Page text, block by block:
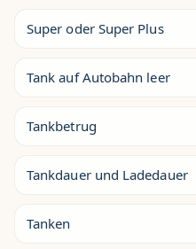
Super oder Super Plus
Tank auf Autobahn leer
Tankbetrug
Tankdauer und Ladedauer
Tanken